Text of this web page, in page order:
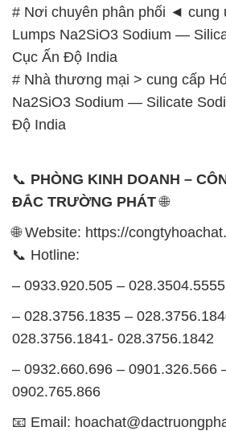
# Nơi chuyên phân phối ◄ cung
Lumps Na2SiO3 Sodium —
Cục Ấn Độ India
# Nhà thương mại > cung cấp
Na2SiO3 Sodium — Silicate
Độ India
📞 PHÒNG KINH DOANH –
ĐẮC TRƯỜNG PHÁT🌐
🌐 Website: https://
📞 Hotline:
– 0933.920.505 – 028.3504.5555
– 028.3756.1835 –
028.3756.1841- 028.3756.1842
– 0932.660.696 – 0901.326.566
0902.765.866
📧 Email: